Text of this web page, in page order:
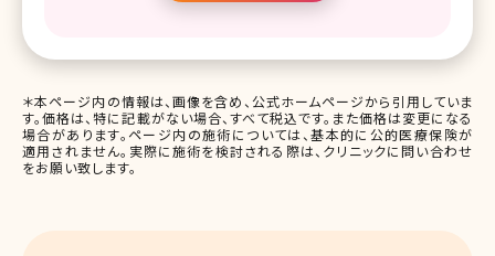
＊本ページ内の情報は、画像を含め、公式ホームページから引用していま
す。価格は、特に記載がない場合、すべて税込です。また価格は変更になる
場合があります。ページ内の施術については、基本的に公的医療保険が
適用されません。実際に施術を検討される際は、クリニックに問い合わせ
をお願い致します。